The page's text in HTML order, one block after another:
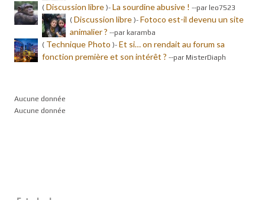
( Discussion libre )- La sourdine abusive ! --par leo7523
( Discussion libre )- Fotoco est-il devenu un site
animalier ? --par karamba
( Technique Photo )- Et si… on rendait au forum sa
fonction première et son intérêt ? --par MisterDiaph
Aucune donnée
Aucune donnée